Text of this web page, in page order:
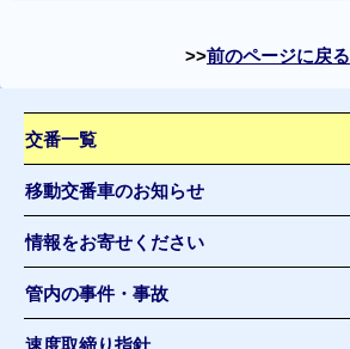
前のページに戻る
交番一覧
移動交番車のお知らせ
情報をお寄せください
管内の事件・事故